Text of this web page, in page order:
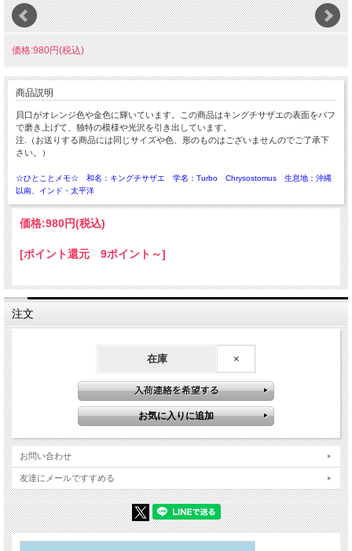
価格:980円(税込)
商品説明
貝口がオレンジ色や金色に輝いています。この商品はキングチサザエの表面をバフ
で磨き上げて、独特の模様や光沢を引き出しています。
注.（お送りする商品には同じサイズや色、形のものはございませんのでご了承下
さい。）
☆ひとことメモ☆ 和名：キングチサザエ 学名：Turbo Chrysostomus 生息地：沖縄
以南、インド・太平洋
価格:980円(税込)
[ポイント還元 9ポイント～]
注文
在庫 ×
お問い合わせ
友達にメールですすめる